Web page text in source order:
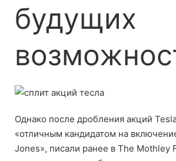
будущих
Однако после дробления акций
«отличным кандидатом на
Jones», писали ранее в The Mothley